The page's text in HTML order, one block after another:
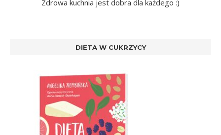
Zdrowa kuchnia jest dobra dla każdego :)
DIETA W CUKRZYCY